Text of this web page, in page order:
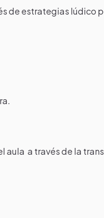
de estrategias lúdico
aula a través de la